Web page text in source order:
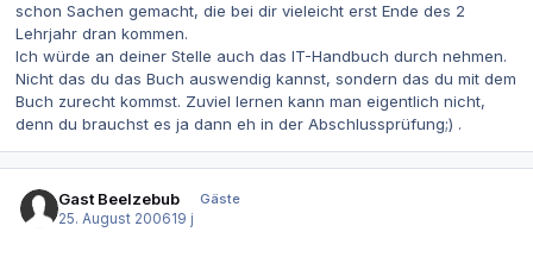
schon Sachen gemacht, die bei dir vieleicht erst Ende des 2
Lehrjahr dran kommen.
Ich würde an deiner Stelle auch das IT-Handbuch durch nehmen.
Nicht das du das Buch auswendig kannst, sondern das du mit dem
Buch zurecht kommst. Zuviel lernen kann man eigentlich nicht,
denn du brauchst es ja dann eh in der Abschlussprüfung;) .
Gast Beelzebub
Gäste
25. August 200619 j